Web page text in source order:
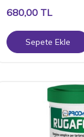
680,00TL
Sepete Ekle